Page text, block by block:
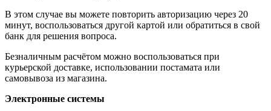
В этом случае вы можете повторить авторизацию через 20
минут, воспользоваться другой картой или обратиться в свой
банк для решения вопроса.
Безналичным расчётом можно воспользоваться при
курьерской доставке, использовании постамата или
самовывоза из магазина.
Электронные системы